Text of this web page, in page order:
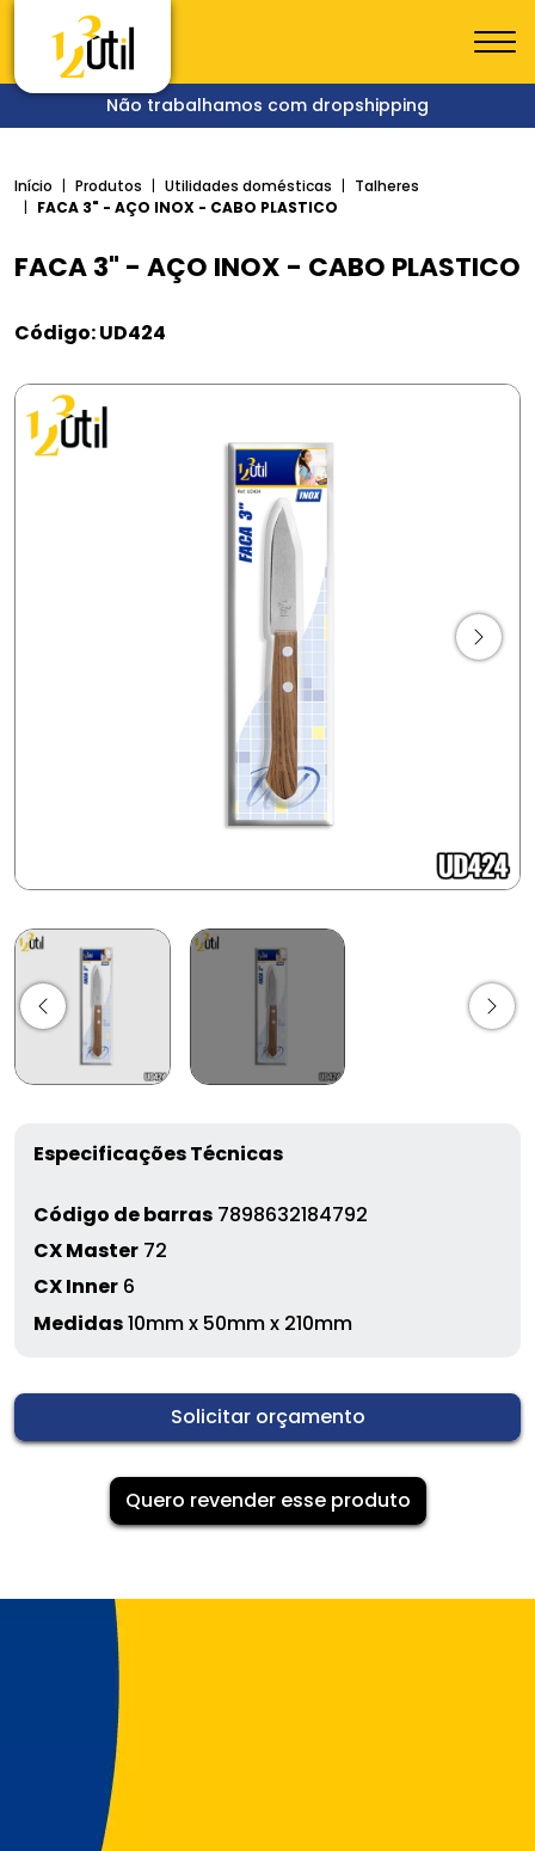
Não trabalhamos com dropshipping
Início Produtos Utilidades domésticas
Talheres
FACA 3" - AÇO INOX - CABO PLASTICO
FACA 3" - AÇO INOX - CABO PLASTICO
Código: UD424
Especificações Técnicas
Código de barras 7898632184792
CX Master 72
CX Inner 6
Medidas10mm x 50mm x 210mm
Solicitar orçamento
Quero revender esse produto